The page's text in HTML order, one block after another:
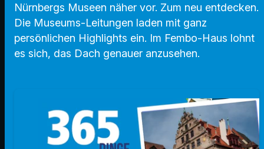
Nürnbergs Museen näher vor. Zum neu entdecken.
Die Museums-Leitungen laden mit ganz
persönlichen Highlights ein. Im Fembo-Haus lohnt
es sich, das Dach genauer anzusehen.